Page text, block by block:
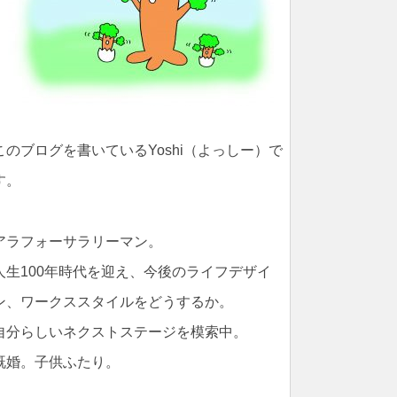
のブログを書いているYoshi（よっしー）で
。
ラフォーサラリーマン。
生100年時代を迎え、今後のライフデザイ
、ワークススタイルをどうするか。
分らしいネクストステージを模索中。
婚。子供ふたり。